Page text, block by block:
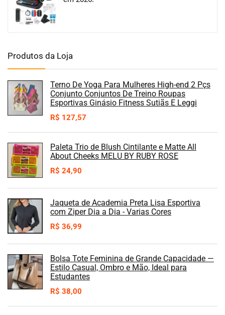
Produtos da Loja
Terno De Yoga Para Mulheres High-end 2 Pçs
Conjunto Conjuntos De Treino Roupas
Esportivas Ginásio Fitness Sutiãs E Leggi
R$ 127,57
Paleta Trio de Blush Cintilante e Matte All
About Cheeks MELU BY RUBY ROSE
R$ 24,90
Jaqueta de Academia Preta Lisa Esportiva
com Ziper Dia a Dia - Varias Cores
R$ 36,99
Bolsa Tote Feminina de Grande Capacidade —
Estilo Casual, Ombro e Mão, Ideal para
Estudantes
R$ 38,00